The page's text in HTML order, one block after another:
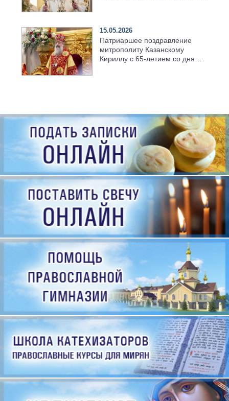
15.05.2026
Патриаршее поздравление
митрополиту Казанскому
Кириллу с 65-летием со дня